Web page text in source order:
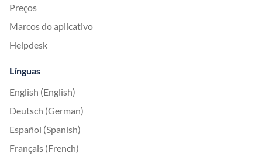
Preços
Marcos do aplicativo
Helpdesk
Línguas
English (English)
Deutsch (German)
Español (Spanish)
Français (French)